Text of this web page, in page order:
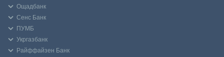
Ощадбанк
Сенс Банк
ПУМБ
Укргазбанк
Райффайзен Банк